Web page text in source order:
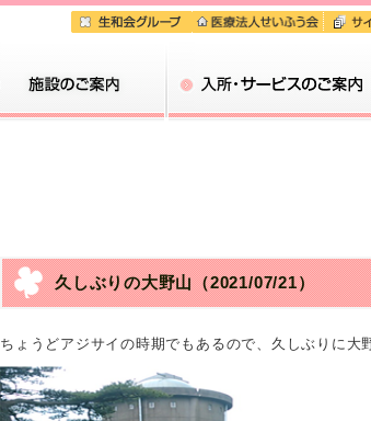
久しぶりの大野山（2021/07/21）
ちょうどアジサイの時期でもあるので、久しぶりに大